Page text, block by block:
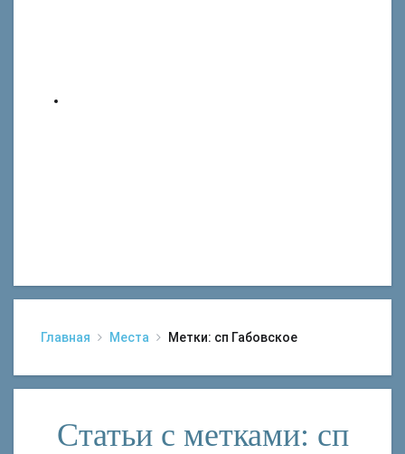
Главная Места Метки: сп Габовское
Статьи с метками: сп